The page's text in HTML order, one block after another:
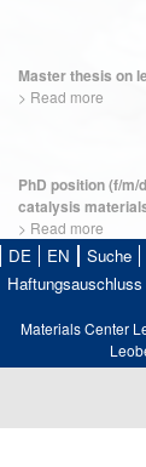
Master thesis on
> Read more
PhD position (f/
catalysis
> Read more
DE EN Suche
Haftungsauschluss
Materials Center